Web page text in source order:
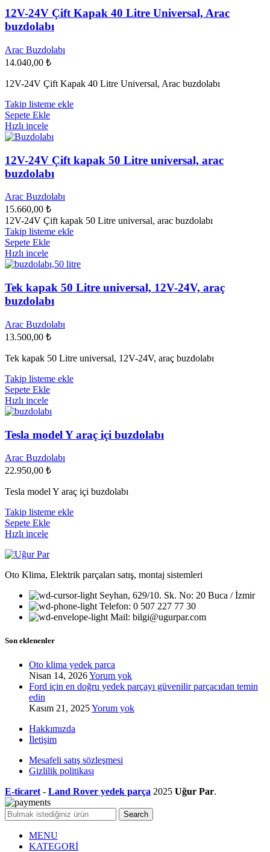
12V-24V Çift Kapak 40 Litre Universal, Arac
buzdolabı
Arac Buzdolabı
14.040,00 ₺
12V-24V Çift Kapak 40 Litre Universal, Arac buzdolabı
Takip listeme ekle
Sepete Ekle
Hızlı incele
12V-24V Çift kapak 50 Litre universal, arac
buzdolabı
Arac Buzdolabı
15.660,00 ₺
12V-24V Çift kapak 50 Litre universal, arac buzdolabı
Takip listeme ekle
Sepete Ekle
Hızlı incele
Tek kapak 50 Litre universal, 12V-24V, araç
buzdolabı
Arac Buzdolabı
13.500,00 ₺
Tek kapak 50 Litre universal, 12V-24V, araç buzdolabı
Takip listeme ekle
Sepete Ekle
Hızlı incele
Tesla model Y araç içi buzdolabı
Arac Buzdolabı
22.950,00 ₺
Tesla model Y araç içi buzdolabı
Takip listeme ekle
Sepete Ekle
Hızlı incele
Oto Klima, Elektrik parçaları satış, montaj sistemleri
Seyhan, 629/10. Sk. No: 20 Buca / İzmir
Telefon: 0 507 227 77 30
Mail: bilgi@ugurpar.com
Son eklenenler
Oto klima yedek parca
Nisan 14, 2026Yorum yok
Ford için en doğru yedek parçayı güvenilir parçacıdan temin
edin
Kasım 21, 2025Yorum yok
Hakkımızda
İletişim
Mesafeli satış sözleşmesi
Gizlilik politikası
E-ticaret - Land Rover yedek parça 2025 Uğur Par.
Search
MENU
KATEGORİ